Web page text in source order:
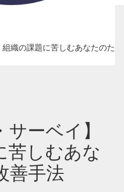
組織の課題に苦しむあなたのた
サーベイ】
苦しむあな
善手法